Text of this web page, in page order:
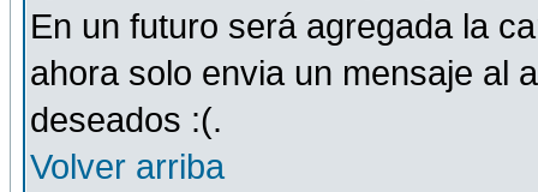
En un futuro será agregada la
ahora solo envia un mensaje al
deseados :(.
Volver arriba